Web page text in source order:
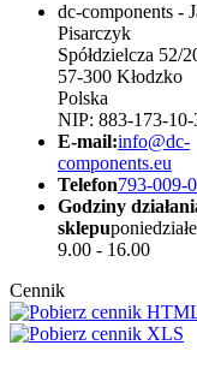
dc-components -
Pisarczyk
Spółdzielcza 52/
57-300 Kłodzko
Polska
NIP: 883-173-10-
E-mail:info@dc-
components.eu
Telefon793-009-
Godziny
sklepu
9.00 - 16.00
Cennik